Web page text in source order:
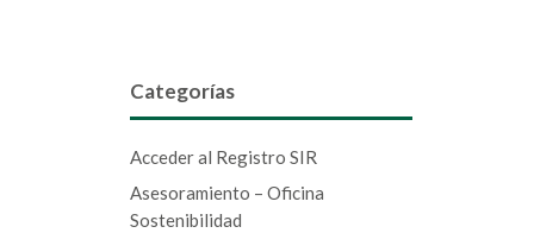
Categorías
Acceder al Registro SIR
Asesoramiento – Oficina
Sostenibilidad